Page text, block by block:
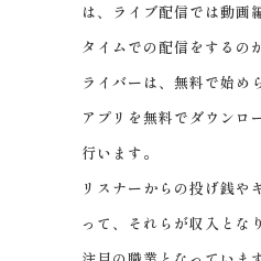
は、ライブ配信では動画
タイムでの配信をするの
ライバーは、無料で始め
アプリを無料でダウンロ
行います。
リスナーからの投げ銭や
って、それらが収入とな